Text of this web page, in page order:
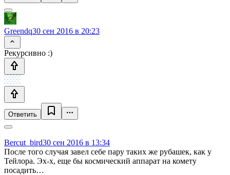
Greendq30 сен 2016 в 20:23
Рекурсивно :)
Ответить
Bercut_bird30 сен 2016 в 13:34
После того случая завел себе пару таких же рубашек, как у
Тейлора. Эх-х, еще бы космический аппарат на комету
посадить…